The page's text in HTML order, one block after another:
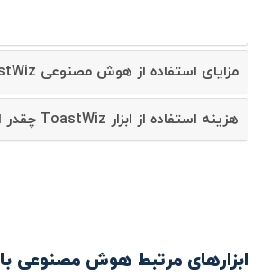
مزایای استفاده از هوش مصنوعی ToastWiz چیست؟
هزینه استفاده از ابزار ToastWiz چقدر است؟
ابزارهای مرتبط هوش مصنوعی با ToastWiz